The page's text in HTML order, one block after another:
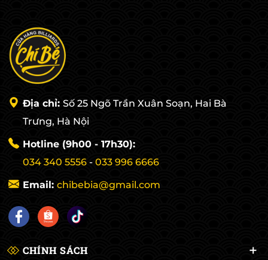
Địa chỉ: Số 25 Ngõ Trần Xuân Soạn, Hai Bà
Trưng, Hà Nội
Hotline (9h00 - 17h30):
034 340 5556 - 033 996 6666
Email: chibebia@gmail.com
CHÍNH SÁCH